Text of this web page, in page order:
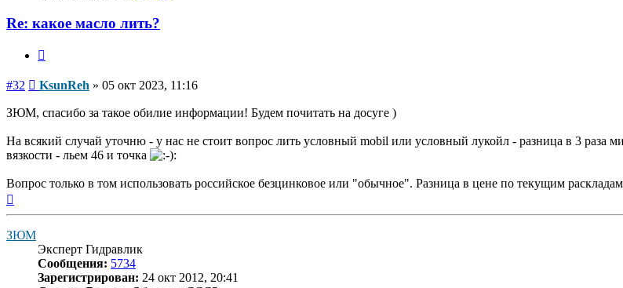
Re: какое масло лить?
#32 Сообщение
KsunReh » 05 окт 2023, 11:16
ЗЮМ, спасибо за такое обилие информации! Будем почитать на досуге )
На всякий случай уточню - у нас не стоит вопрос лить условный mobil или условный лукойл - разница в 3 раза
вязкости - льем 46 и точка
Вопрос только в том использовать российское безцинковое или "обычное". Разница в цене по текущим
ЗЮМ
Эксперт Гидравлик
Сообщения: 5734
Зарегистрирован: 24 окт 2012, 20:41